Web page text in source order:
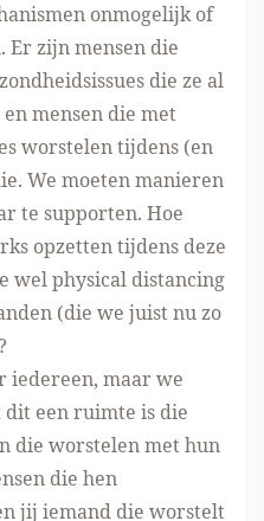
onmogelijk of
zijn mensen die
die ze al
mensen die met
worstelen tijdens (en
We moeten manieren
te supporten. Hoe
opzetten tijdens deze
wel physical distancing
(die we juist nu zo
iedereen, maar we
een ruimte is die
die worstelen met hun
die hen
jij iemand die worstelt